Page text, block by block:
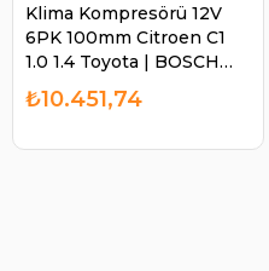
Klima Kompresörü 12V
6PK 100mm Citroen C1
1.0 1.4 Toyota | BOSCH
₺10.451,74